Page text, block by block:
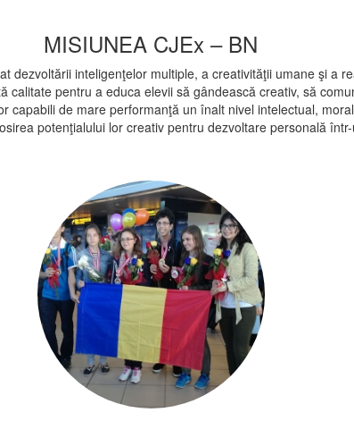
MISIUNEA CJEx – BN
dezvoltării inteligenţelor multiple, a creativităţii umane şi a
calitate pentru a educa elevii să gândească creativ, să
capabili de mare performanţă un înalt nivel intelectual,
potenţialului lor creativ pentru dezvoltare personală